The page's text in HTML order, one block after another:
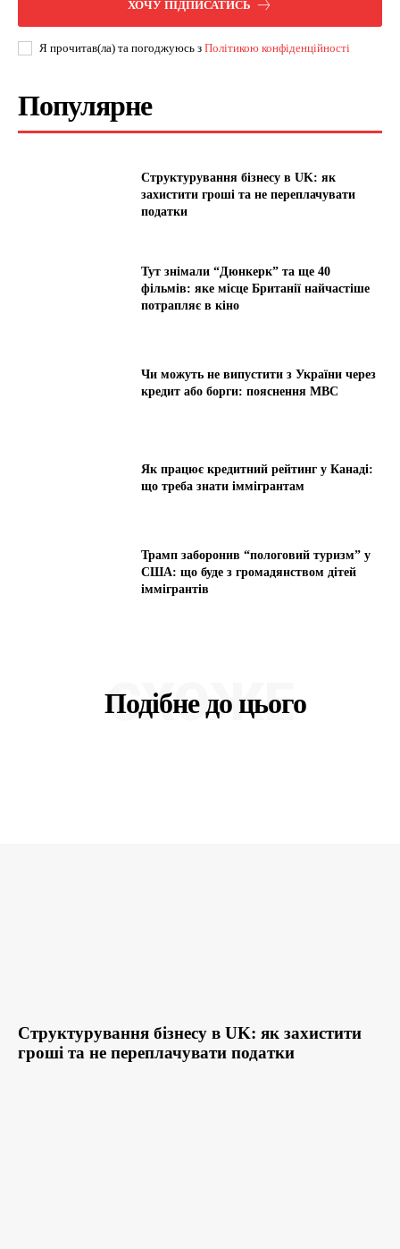
ХОЧУ ПІДПИСАТИСЬ
Я прочитав(ла) та погоджуюсь з Політикою конфіденційності
Популярне
Структурування бізнесу в UK: як
захистити гроші та не переплачувати
податки
Тут знімали “Дюнкерк” та ще 40
фільмів: яке місце Британії найчастіше
потрапляє в кіно
Чи можуть не випустити з України через
кредит або борги: пояснення МВС
Як працює кредитний рейтинг у Канаді:
що треба знати іммігрантам
Трамп заборонив “пологовий туризм” у
США: що буде з громадянством дітей
іммігрантів
Подібне до цього
СХОЖЕ
Структурування бізнесу в UK: як захистити
гроші та не переплачувати податки